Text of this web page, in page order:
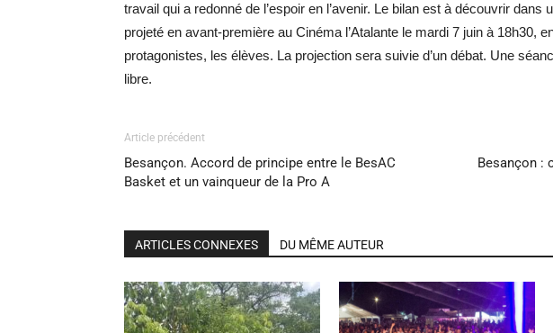
travail qui a redonné de l’espoir en l’avenir. Le bilan est à découvrir dans
projeté en avant-première au Cinéma l’Atalante le mardi 7 juin à 18h30,
protagonistes, les élèves. La projection sera suivie d’un débat. Une
libre.
Article précédent
Besançon. Accord de principe entre le BesAC
Basket et un vainqueur de la Pro A
Besançon :
ARTICLES CONNEXES DU MÊME AUTEUR